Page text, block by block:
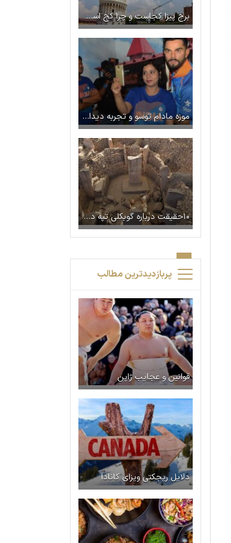
برج پیزا کجاست و چرا کج است؟ راز های استوار ماندن این بنا
موزه مادام توسو و تجربه دیدار با ستاره‌های جهانی
۱۰حقيقت درباره گوبکلی تپه در ترکیه
پربازدیدترین مطالب
قوانین و عجایب ژاپن
دلایل ریجکتی ویزای کانادا